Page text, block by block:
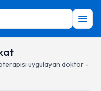
uygulayan doktor -